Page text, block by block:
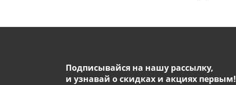
Подписывайся на нашу рассылку,
и узнавай о скидках и акциях первым!